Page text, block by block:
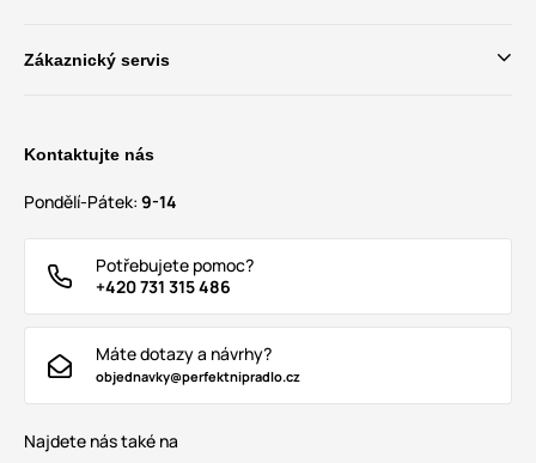
Zákaznický servis
Kontaktujte nás
Pondělí-Pátek: 9-14
Potřebujete pomoc?
+420 731 315 486
Máte dotazy a návrhy?
objednavky@perfektnipradlo.cz
Najdete nás také na